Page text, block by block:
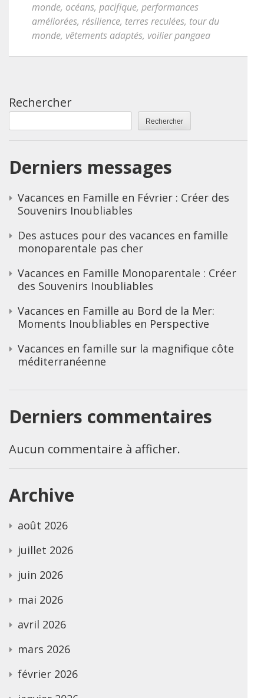
monde, océans, pacifique, performances
améliorées, résilience, terres reculées, tour du
monde, vêtements adaptés, voilier pangaea
Rechercher
Rechercher
Derniers messages
Vacances en Famille en Février : Créer des
Souvenirs Inoubliables
Des astuces pour des vacances en famille
monoparentale pas cher
Vacances en Famille Monoparentale : Créer
des Souvenirs Inoubliables
Vacances en Famille au Bord de la Mer:
Moments Inoubliables en Perspective
Vacances en famille sur la magnifique côte
méditerranéenne
Derniers commentaires
Aucun commentaire à afficher.
Archive
août 2026
juillet 2026
juin 2026
mai 2026
avril 2026
mars 2026
février 2026